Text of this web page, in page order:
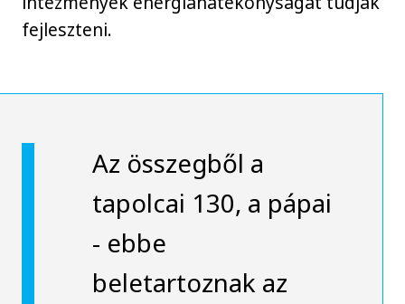
fejleszteni.
Az összegből a
tapolcai 130, a pápai
- ebbe
beletartoznak az